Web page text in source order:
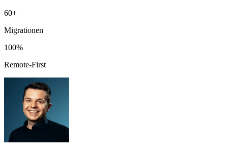
60+
Migrationen
100%
Remote-First